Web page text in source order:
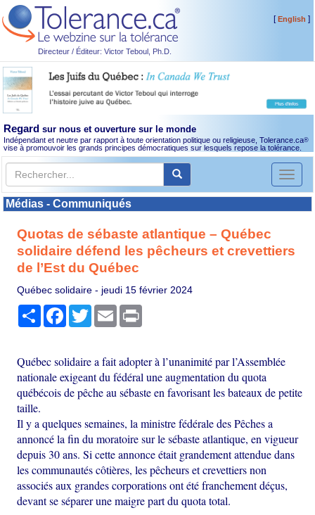
Directeur / Éditeur: Victor Teboul, Ph.D.
[English ]
Regard sur nous et ouverture sur le monde
Indépendant et neutre par rapport à toute orientation politique ou religieuse, Tolerance.ca®
vise à promouvoir les grands principes démocratiques sur lesquels repose la tolérance.
Toggle
Médias - Communiqués
Quotas de sébaste atlantique – Québec
solidaire défend les pêcheurs et crevettiers
de l’Est du Québec
Québec solidaire - jeudi 15 février 2024
PartagerFacebook
TwitterEmail
Québec solidaire a fait adopter à l’unanimité par l’Assemblée
nationale exigeant du fédéral une augmentation du quota
québécois de pêche au sébaste en favorisant les bateaux de petite
taille.
Il y a quelques semaines, la ministre fédérale des Pêches a
annoncé la fin du moratoire sur le sébaste atlantique, en vigueur
depuis 30 ans. Si cette annonce était grandement attendue dans
les communautés côtières, les pêcheurs et crevettiers non
associés aux grandes corporations ont été franchement déçus,
devant se séparer une maigre part du quota total.